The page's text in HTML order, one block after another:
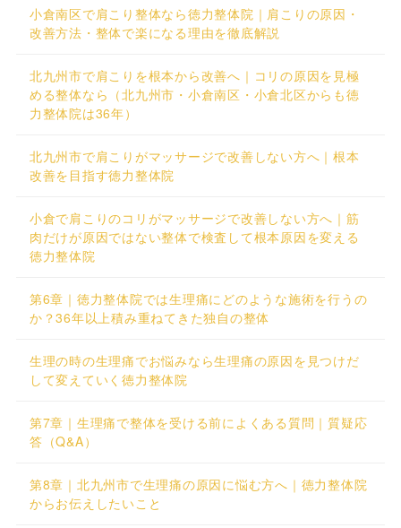
小倉南区で肩こり整体なら徳力整体院｜肩こりの原因・
改善方法・整体で楽になる理由を徹底解説
北九州市で肩こりを根本から改善へ｜コリの原因を見極
める整体なら（北九州市・小倉南区・小倉北区からも徳
力整体院は36年）
北九州市で肩こりがマッサージで改善しない方へ｜根本
改善を目指す徳力整体院
小倉で肩こりのコリがマッサージで改善しない方へ｜筋
肉だけが原因ではない整体で検査して根本原因を変える
徳力整体院
第6章｜徳力整体院では生理痛にどのような施術を行うの
か？36年以上積み重ねてきた独自の整体
生理の時の生理痛でお悩みなら生理痛の原因を見つけだ
して変えていく徳力整体院
第7章｜生理痛で整体を受ける前によくある質問｜質疑応
答（Q&A）
第8章｜北九州市で生理痛の原因に悩む方へ｜徳力整体院
からお伝えしたいこと